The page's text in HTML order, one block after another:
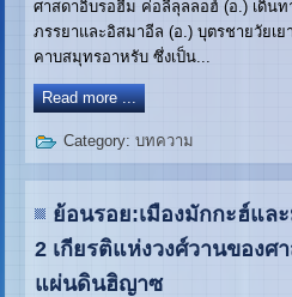
ศาสดาอิบรอฮีม ค่อลีลุลลอฮ์ (อ.) เดิน
ภรรยาและอิสมาอีล (อ.) บุตรชายวัยเ
คาบสมุทรอาหรับ ซึ่งเป็น...
Read more ...
Category:บทความ
ย้อนรอย:เมืองมักกะฮ์แล
2 เกียรติแห่งวงศ์วานของ
แผ่นดินฮิญาซ